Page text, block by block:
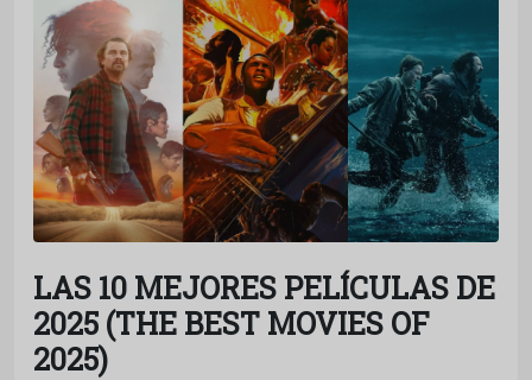
LAS 10 MEJORES PELÍCULAS DE
2025 (THE BEST MOVIES OF
2025)